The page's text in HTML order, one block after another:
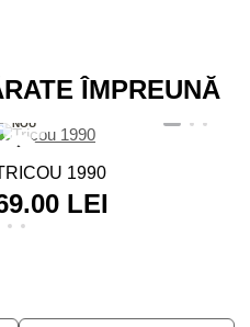
ÎMPREUNĂ
NOU
1990
LEI